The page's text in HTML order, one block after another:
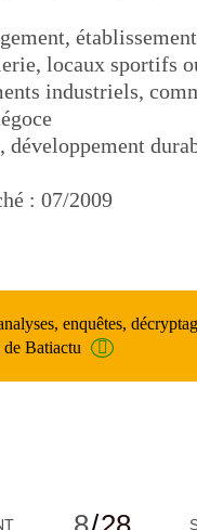
locaux sportifs
industriels,
développement
: 07/2009
enquêtes,
Batiactu